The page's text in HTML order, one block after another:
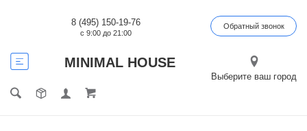
MINIMAL HOUSE
8 (495) 150-19-76
с 9:00 до 21:00
Обратный звонок
Выберите ваш город